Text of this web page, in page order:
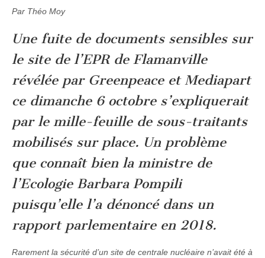
Par Théo Moy
Une fuite de documents sensibles sur
le site de l’EPR de Flamanville
révélée par Greenpeace et Mediapart
ce dimanche 6 octobre s’expliquerait
par le mille-feuille de sous-traitants
mobilisés sur place. Un problème
que connaît bien la ministre de
l’Ecologie Barbara Pompili
puisqu’elle l’a dénoncé dans un
rapport parlementaire en 2018.
Rarement la sécurité d’un site de centrale nucléaire n’avait été à